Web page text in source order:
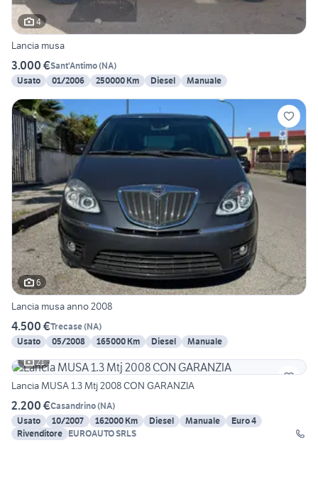
4
Lancia musa
3.000 €Sant'Antimo(NA)
Usato
01/2006 250000 Km Diesel Manuale
6
Lancia musa anno 2008
4.500 €Trecase(NA)
Usato
05/2008 165000 Km Diesel
Manuale
21
Lancia MUSA 1.3 Mtj 2008 CON GARANZIA
2.200 €Casandrino(NA)
Usato
10/2007 162000 Km Diesel Manuale
Euro 4
Rivenditore EUROAUTO SRLS